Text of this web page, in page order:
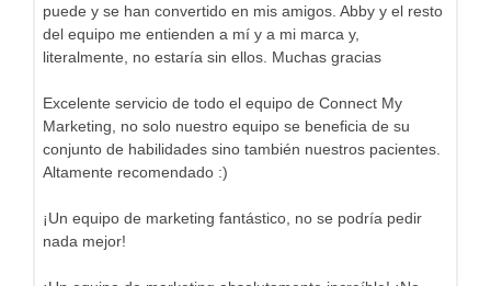
puede y se han convertido en mis amigos. Abby y el resto
del equipo me entienden a mí y a mi marca y,
literalmente, no estaría sin ellos. Muchas gracias
Excelente servicio de todo el equipo de Connect My
Marketing, no solo nuestro equipo se beneficia de su
conjunto de habilidades sino también nuestros pacientes.
Altamente recomendado :)
¡Un equipo de marketing fantástico, no se podría pedir
nada mejor!